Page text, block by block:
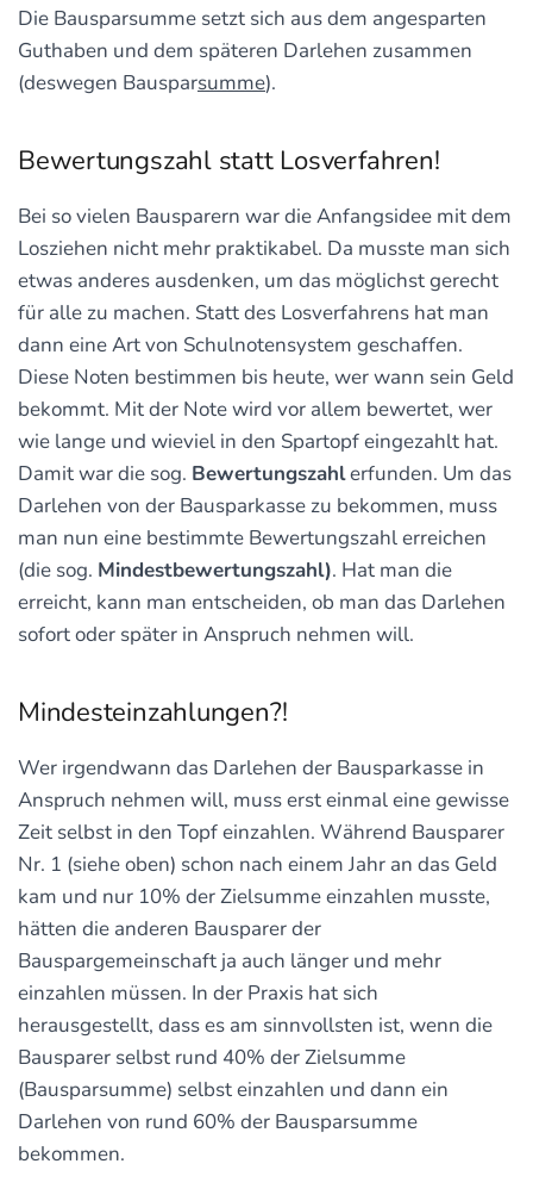
Die Bausparsumme setzt sich aus dem angesparten
Guthaben und dem späteren Darlehen zusammen
(deswegen Bausparsumme).
Bewertungszahl statt Losverfahren!
Bei so vielen Bausparern war die Anfangsidee mit dem
Losziehen nicht mehr praktikabel. Da musste man sich
etwas anderes ausdenken, um das möglichst gerecht
für alle zu machen. Statt des Losverfahrens hat man
dann eine Art von Schulnotensystem geschaffen.
Diese Noten bestimmen bis heute, wer wann sein Geld
bekommt. Mit der Note wird vor allem bewertet, wer
wie lange und wieviel in den Spartopf eingezahlt hat.
Damit war die sog. Bewertungszahlerfunden. Um das
Darlehen von der Bausparkasse zu bekommen, muss
man nun eine bestimmte Bewertungszahl erreichen
(die sog. Mindestbewertungszahl). Hat man die
erreicht, kann man entscheiden, ob man das Darlehen
sofort oder später in Anspruch nehmen will.
Mindesteinzahlungen?!
Wer irgendwann das Darlehen der Bausparkasse in
Anspruch nehmen will, muss erst einmal eine gewisse
Zeit selbst in den Topf einzahlen. Während Bausparer
Nr. 1 (siehe oben) schon nach einem Jahr an das Geld
kam und nur 10% der Zielsumme einzahlen musste,
hätten die anderen Bausparer der
Bauspargemeinschaft ja auch länger und mehr
einzahlen müssen. In der Praxis hat sich
herausgestellt, dass es am sinnvollsten ist, wenn die
Bausparer selbst rund 40% der Zielsumme
(Bausparsumme) selbst einzahlen und dann ein
Darlehen von rund 60% der Bausparsumme
bekommen.